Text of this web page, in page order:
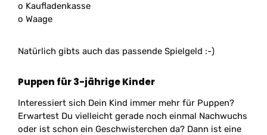
o Kaufladenkasse
o Waage
Natürlich gibts auch das passende Spielgeld :-)
Puppen für 3-jährige Kinder
Interessiert sich Dein Kind immer mehr für Puppen?
Erwartest Du vielleicht gerade noch einmal Nachwuchs
oder ist schon ein Geschwisterchen da? Dann ist eine